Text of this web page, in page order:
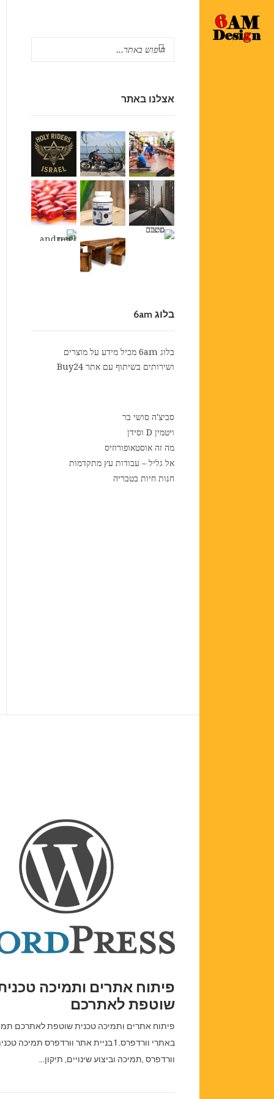
אצלנו באתר
בלוג 6am
בלוג 6am מכיל מידע על מוצרים
ושירותים בשיתוף עם אתר Buy24
סביצ'ה סושי בר
ויטמין D וסידן
מה זה אוסטאופורוזיס
אל גליל – עבודות עץ מתקדמות
חנות חיות בטבריה
פיתוח אתרים ותמיכה
שוטפת לאתרכם
פיתוח אתרים ותמיכה טכנית שוטפת לאתרכם
באתרי וורדפרס. 1 בניית אתר וורדפרס תמיכה
וורדפרס ,תמיכה וביצוע שינויים, תיקון…